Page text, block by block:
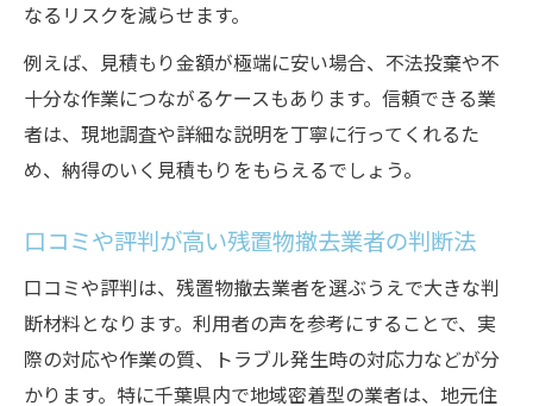
なるリスクを減らせます。
例えば、見積もり金額が極端に安い場合、不法投棄や不
十分な作業につながるケースもあります。信頼できる業
者は、現地調査や詳細な説明を丁寧に行ってくれるた
め、納得のいく見積もりをもらえるでしょう。
口コミや評判が高い残置物撤去業者の判断法
口コミや評判は、残置物撤去業者を選ぶうえで大きな判
断材料となります。利用者の声を参考にすることで、実
際の対応や作業の質、トラブル発生時の対応力などが分
かります。特に千葉県内で地域密着型の業者は、地元住